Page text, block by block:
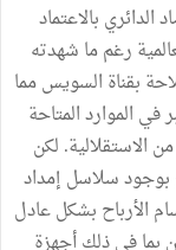
بالاعتماد
رغم ما شهدته
بقناة السويس مما
الموارد المتاحة
الاستقلالية. لكن
بوجود سلاسل إمداد
الأرباح بشكل عادل